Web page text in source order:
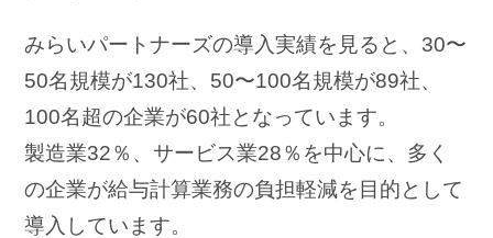
みらいパートナーズの導入実績を見ると、30〜
50名規模が130社、50〜100名規模が89社、
100名超の企業が60社となっています。
製造業32％、サービス業28％を中心に、多く
の企業が給与計算業務の負担軽減を目的として
導入しています。